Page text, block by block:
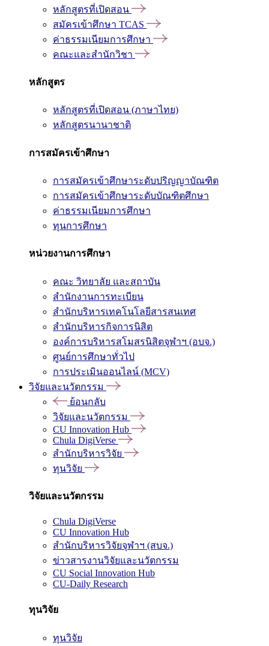
หลักสูตรที่เปิดสอน
สมัครเข้าศึกษา TCAS
ค่าธรรมเนียมการศึกษา
คณะและสำนักวิชา
หลักสูตร
หลักสูตรที่เปิดสอน (ภาษาไทย)
หลักสูตรนานาชาติ
การสมัครเข้าศึกษา
การสมัครเข้าศึกษาระดับปริญญาบัณฑิต
การสมัครเข้าศึกษาระดับบัณฑิตศึกษา
ค่าธรรมเนียมการศึกษา
ทุนการศึกษา
หน่วยงานการศึกษา
คณะ วิทยาลัย และสถาบัน
สำนักงานการทะเบียน
สำนักบริหารเทคโนโลยีสารสนเทศ
สำนักบริหารกิจการนิสิต
องค์การบริหารสโมสรนิสิตจุฬาฯ (อบจ.)
ศูนย์การศึกษาทั่วไป
การประเมินออนไลน์ (MCV)
วิจัยและนวัตกรรม
ย้อนกลับ
วิจัยและนวัตกรรม
CU Innovation Hub
Chula DigiVerse
สำนักบริหารวิจัย
ทุนวิจัย
วิจัยและนวัตกรรม
Chula DigiVerse
CU Innovation Hub
สำนักบริหารวิจัยจุฬาฯ (สบจ.)
ข่าวสารงานวิจัยและนวัตกรรม
CU Social Innovation Hub
CU-Daily Research
ทุนวิจัย
ทุนวิจัย